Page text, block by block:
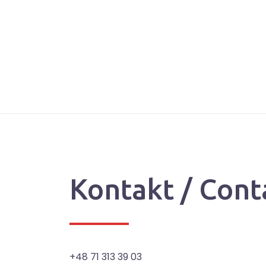
Kontakt /
+48 71 313 39 03